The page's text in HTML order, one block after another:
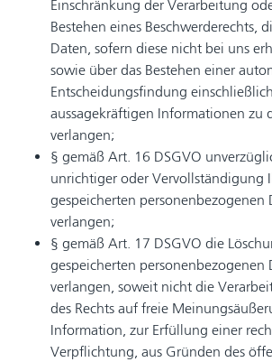
Einschränkung der Verarbeitung
Bestehen eines Beschwerderechts,
Daten, sofern diese nicht bei uns
sowie über das Bestehen einer
Entscheidungsfindung
aussagekräftigen Informationen zu
verlangen;
§ gemäß Art. 16 DSGVO
unrichtiger oder Vervollständigung
gespeicherten personenbezogenen
verlangen;
§ gemäß Art. 17 DSGVO die
gespeicherten personenbezogenen
verlangen, soweit nicht die
des Rechts auf freie
Information, zur Erfüllung einer
Verpflichtung, aus Gründen des